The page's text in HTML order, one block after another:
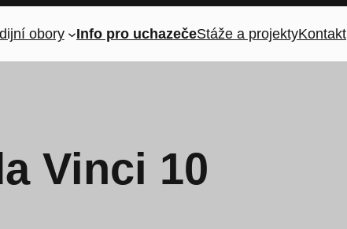
obory Info pro uchazečeStáže a projektyKontakt
Vinci 10